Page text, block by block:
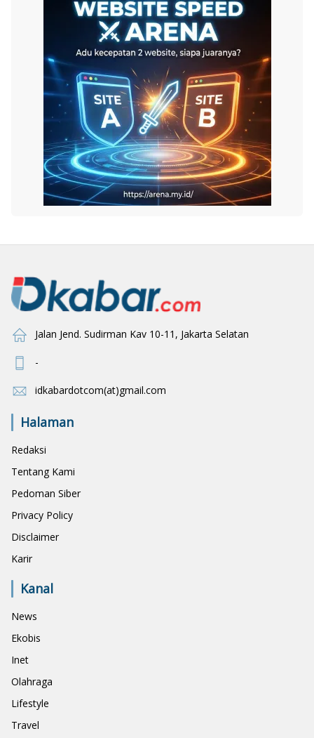
Jalan Jend. Sudirman Kav 10-11, Jakarta Selatan
-
idkabardotcom(at)gmail.com
Halaman
Redaksi
Tentang Kami
Pedoman Siber
Privacy Policy
Disclaimer
Karir
Kanal
News
Ekobis
Inet
Olahraga
Lifestyle
Travel